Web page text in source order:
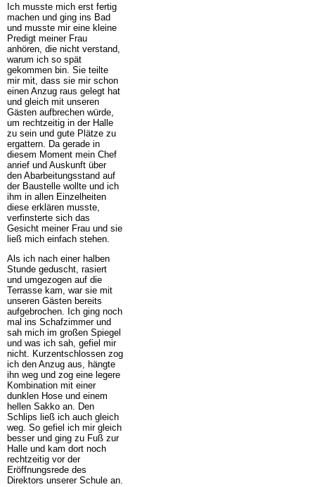
Ich musste mich erst fertig
machen und ging ins Bad
und musste mir eine kleine
Predigt meiner Frau
anhören, die nicht verstand,
warum ich so spät
gekommen bin. Sie teilte
mir mit, dass sie mir schon
einen Anzug raus gelegt hat
und gleich mit unseren
Gästen aufbrechen würde,
um rechtzeitig in der Halle
zu sein und gute Plätze zu
ergattern. Da gerade in
diesem Moment mein Chef
anrief und Auskunft über
den Abarbeitungsstand auf
der Baustelle wollte und ich
ihm in allen Einzelheiten
diese erklären musste,
verfinsterte sich das
Gesicht meiner Frau und sie
ließ mich einfach stehen.
Als ich nach einer halben
Stunde geduscht, rasiert
und umgezogen auf die
Terrasse kam, war sie mit
unseren Gästen bereits
aufgebrochen. Ich ging noch
mal ins Schafzimmer und
sah mich im großen Spiegel
und was ich sah, gefiel mir
nicht. Kurzentschlossen zog
ich den Anzug aus, hängte
ihn weg und zog eine legere
Kombination mit einer
dunklen Hose und einem
hellen Sakko an. Den
Schlips ließ ich auch gleich
weg. So gefiel ich mir gleich
besser und ging zu Fuß zur
Halle und kam dort noch
rechtzeitig vor der
Eröffnungsrede des
Direktors unserer Schule an.